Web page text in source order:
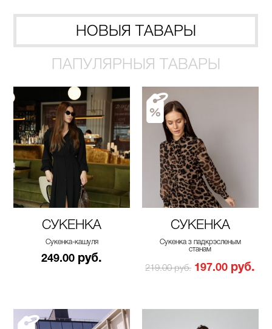
НОВЫЯ ТАВАРЫ
ПАПУЛЯРНЫЯ ТАВАРЫ
СУКЕНКА
Сукенка-кашуля
249.00 руб.
СУКЕНКА
Сукенка з падкрэсленым
станам
219.00 руб. 197.00 руб.